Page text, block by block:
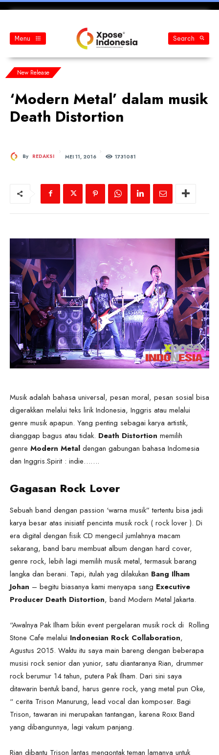
Menu Search
New Release
‘Modern Metal’ dalam musik
Death Distortion
By REDAKSI MEI 11, 2016 1731081
Musik adalah bahasa universal, pesan moral, pesan sosial bisa
digerakkan melalui teks lirik Indonesia, Inggris atau melalui
genre musik apapun. Yang penting sebagai karya artistik,
dianggap bagus atau tidak. Death Distortion memilih
genre Modern Metal dengan gabungan bahasa Indomesia
dan Inggris.Spirit : indie…….
Gagasan Rock Lover
Sebuah band dengan passion ‘warna musik” tertentu bisa jadi
karya besar atas inisiatif pencinta musik rock ( rock lover ). Di
era digital dengan fisik CD mengecil jumlahnya macam
sekarang, band baru membuat album dengan hard cover,
genre rock, lebih lagi memilih musik metal, termasuk barang
langka dan berani. Tapi, itulah yag dilakukan Bang Ilham
Johan – begitu biasanya kami menyapa sang Executive
Producer Death Distortion, band Modern Metal Jakarta.
“Awalnya Pak Ilham bikin event pergelaran musik rock di Rolling
Stone Cafe melalui Indonesian Rock Collaboration,
Agustus 2015. Waktu itu saya main bareng dengan beberapa
musisi rock senior dan yunior, satu diantaranya Rian, drummer
rock berumur 14 tahun, putera Pak Ilham. Dari sini saya
ditawarin bentuk band, harus genre rock, yang metal pun Oke,
“ cerita Trison Manurung, lead vocal dan komposer. Bagi
Trison, tawaran ini merupakan tantangan, karena Roxx Band
yang dibangunnya, lagi vakum panjang.
Rian dibantu Trison lantas mengontak teman lamanya untuk